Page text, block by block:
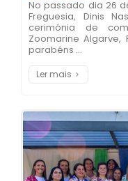
No passado dia 26
Freguesia, Dinis
cerimónia de
Zoomarine Algarve,
parabéns ...
Ler mais